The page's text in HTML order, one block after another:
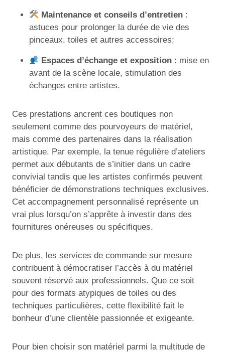
Maintenance et conseils d’entretien :
astuces pour prolonger la durée de vie des
pinceaux, toiles et autres accessoires;
Espaces d’échange et exposition : mise en
avant de la scène locale, stimulation des
échanges entre artistes.
Ces prestations ancrent ces boutiques non
seulement comme des pourvoyeurs de matériel,
mais comme des partenaires dans la réalisation
artistique. Par exemple, la tenue régulière d’ateliers
permet aux débutants de s’initier dans un cadre
convivial tandis que les artistes confirmés peuvent
bénéficier de démonstrations techniques exclusives.
Cet accompagnement personnalisé représente un
vrai plus lorsqu’on s’apprête à investir dans des
fournitures onéreuses ou spécifiques.
De plus, les services de commande sur mesure
contribuent à démocratiser l’accès à du matériel
souvent réservé aux professionnels. Que ce soit
pour des formats atypiques de toiles ou des
techniques particulières, cette flexibilité fait le
bonheur d’une clientèle passionnée et exigeante.
Pour bien choisir son matériel parmi la multitude de